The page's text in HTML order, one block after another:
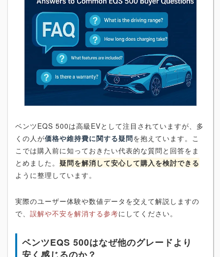
ベンツEQS 500は高級EVとして注目されていますが、多
くの人が価格や維持費に関する疑問を抱えています。こ
こでは購入前に知っておきたい代表的な質問と回答をま
とめました。 疑問を解消して安心して購入を検討できる
ように整理しています。
実際のユーザー体験や数値データを交えて解説しますの
で、 誤解や不安を解消する参考にしてください。
ベンツEQS 500はなぜ他のグレードより
安く感じるのか？